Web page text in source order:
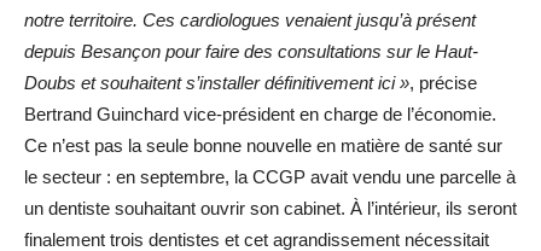
notre territoire. Ces cardiologues venaient jusqu’à présent
depuis Besançon pour faire des consultations sur le Haut-
Doubs et souhaitent s’installer définitivement ici », précise
Bertrand Guinchard vice-président en charge de l’économie.
Ce n’est pas la seule bonne nouvelle en matière de santé sur
le secteur : en septembre, la CCGP avait vendu une parcelle à
un dentiste souhaitant ouvrir son cabinet. À l’intérieur, ils seront
finalement trois dentistes et cet agrandissement nécessitait